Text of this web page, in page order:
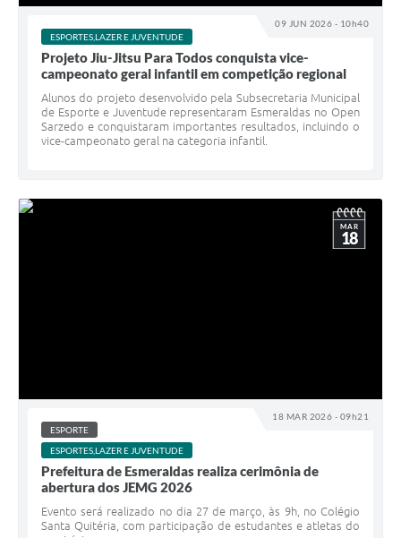
09 JUN 2026 - 10h40
ESPORTES,LAZER E JUVENTUDE
Projeto Jiu-Jitsu Para Todos conquista vice-
campeonato geral infantil em competição regional
Alunos do projeto desenvolvido pela Subsecretaria Municipal
de Esporte e Juventude representaram Esmeraldas no Open
Sarzedo e conquistaram importantes resultados, incluindo o
vice-campeonato geral na categoria infantil.
18 MAR 2026 - 09h21
MAR
18
ESPORTE
ESPORTES,LAZER E JUVENTUDE
Prefeitura de Esmeraldas realiza cerimônia de
abertura dos JEMG 2026
Evento será realizado no dia 27 de março, às 9h, no Colégio
Santa Quitéria, com participação de estudantes e atletas do